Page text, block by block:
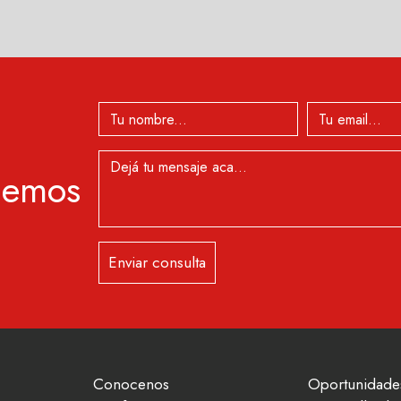
Enviar consulta
Conocenos